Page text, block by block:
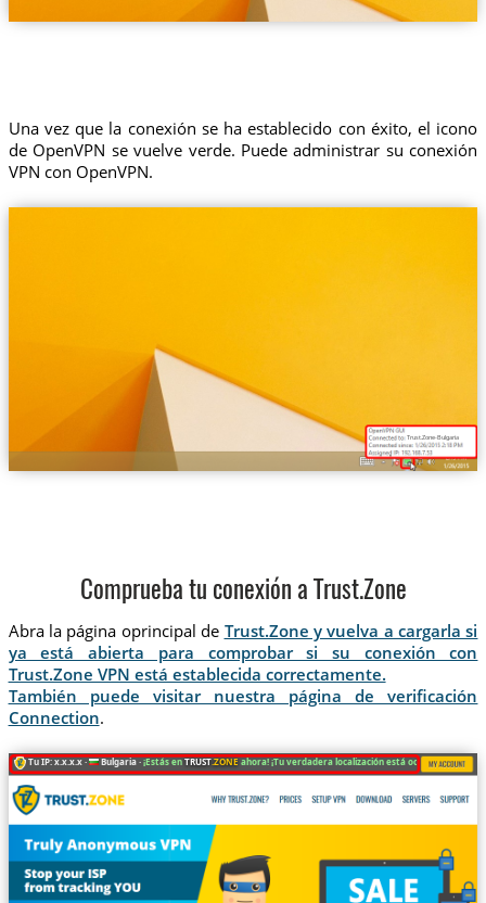
Una vez que la conexión se ha establecido con éxito, el icono
de OpenVPN se vuelve verde. Puede administrar su conexión
VPN con OpenVPN.
Trust.Zone-Bulgaria
Comprueba tu conexión a Trust.Zone
Abra la página oprincipal de Trust.Zone y vuelva a cargarla si
ya está abierta para comprobar si su conexión con
Trust.Zone VPN está establecida correctamente.
También puede visitar nuestra página de verificación
Connection.
Tu IP: x.x.x.x · Bulgaria ·¡Estás enTRUST.ZONE ahora! ¡Tu verdadera localización está oculta!